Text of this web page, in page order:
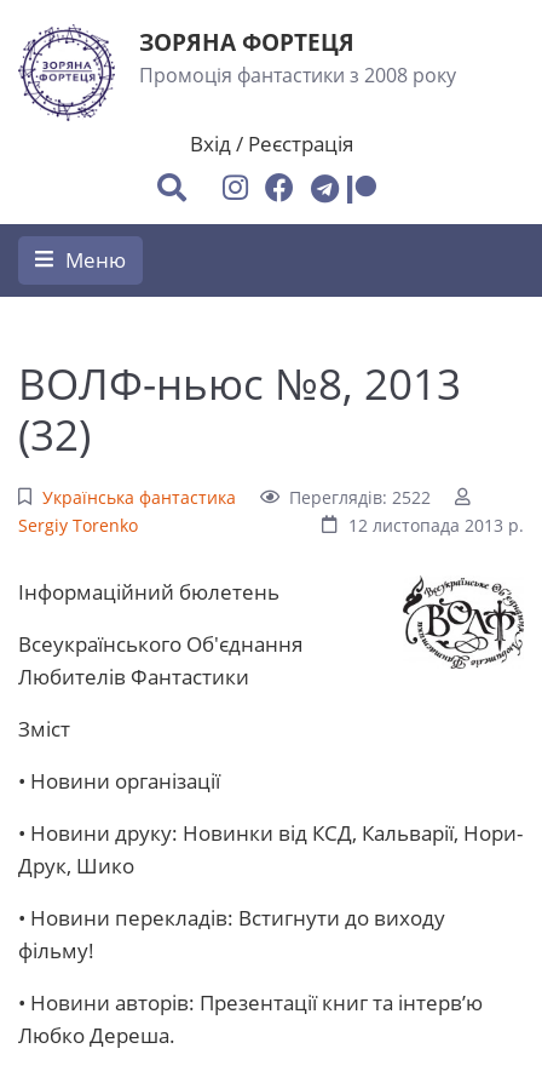
ЗОРЯНА ФОРТЕЦЯ
Промоція фантастики з 2008 року
Вхід/ Реєстрація
Меню
ВОЛФ-ньюс №8, 2013
(32)
Українська фантастика
Переглядів: 2522
Sergiy Torenko
12 листопада 2013 р.
Інформаційний бюлетень
Всеукраїнського Об'єднання
Любителів Фантастики
Зміст
• Новини організації
• Новини друку: Новинки від КСД, Кальварії, Нори-
Друк, Шико
• Новини перекладів: Встигнути до виходу
фільму!
• Новини авторів: Презентації книг та інтерв’ю
Любко Дереша.